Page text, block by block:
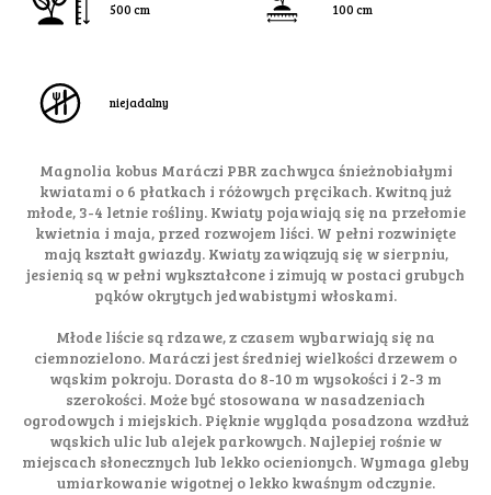
500 cm 100 cm
niejadalny
Magnolia kobus Maráczi PBR zachwyca śnieżnobiałymi
kwiatami o 6 płatkach i różowych pręcikach. Kwitną już
młode, 3-4 letnie rośliny. Kwiaty pojawiają się na przełomie
kwietnia i maja, przed rozwojem liści. W pełni rozwinięte
mają kształt gwiazdy. Kwiaty zawiązują się w sierpniu,
jesienią są w pełni wykształcone i zimują w postaci grubych
pąków okrytych jedwabistymi włoskami.
Młode liście są rdzawe, z czasem wybarwiają się na
ciemnozielono. Maráczi jest średniej wielkości drzewem o
wąskim pokroju. Dorasta do 8-10 m wysokości i 2-3 m
szerokości. Może być stosowana w nasadzeniach
ogrodowych i miejskich. Pięknie wygląda posadzona wzdłuż
wąskich ulic lub alejek parkowych. Najlepiej rośnie w
miejscach słonecznych lub lekko ocienionych. Wymaga gleby
umiarkowanie wigotnej o lekko kwaśnym odczynie.